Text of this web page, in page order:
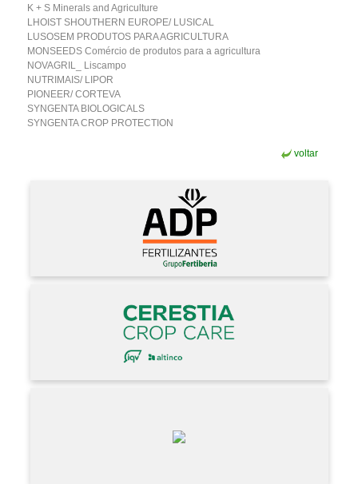
K + S Minerals and Agriculture
LHOIST SHOUTHERN EUROPE/ LUSICAL
LUSOSEM PRODUTOS PARA AGRICULTURA
MONSEEDS Comércio de produtos para a agricultura
NOVAGRIL_ Liscampo
NUTRIMAIS/ LIPOR
PIONEER/ CORTEVA
SYNGENTA BIOLOGICALS
SYNGENTA CROP PROTECTION
voltar